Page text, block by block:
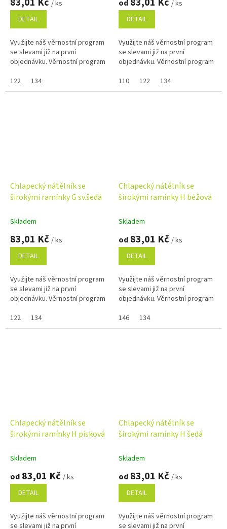
/ ks
DETAIL
Využijte náš věrnostní program
se slevami již na první
objednávku. Věrnostní program
122
134
od
/ ks
DETAIL
Využijte náš věrnostní program
se slevami již na první
objednávku. Věrnostní program
110
122 134
Chlapecký nátělník se
širokými ramínky G sv.šedá
Skladem
83,01 Kč / ks
DETAIL
Využijte náš věrnostní program
se slevami již na první
objednávku. Věrnostní program
122
134
Chlapecký nátělník se
širokými ramínky H béžová
Skladem
od 83,01 Kč / ks
DETAIL
Využijte náš věrnostní program
se slevami již na první
objednávku. Věrnostní program
146
134
Chlapecký nátělník se
širokými ramínky H písková
Skladem
od 83,01 Kč / ks
DETAIL
Využijte náš věrnostní program
se slevami již na první
Chlapecký nátělník se
širokými ramínky H šedá
Skladem
od 83,01 Kč / ks
DETAIL
Využijte náš věrnostní program
se slevami již na první